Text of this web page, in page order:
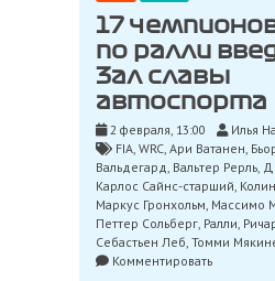
17
по ралли
Зал славы
автоспорта
2 февраля, 13:00
Илья
FIA, WRC, Ари Ватанен,
Вальдегард, Вальтер Рерль,
Карлос Сайнс-старший,
Маркус Гронхольм, Массимо
Петтер Сольберг, Ралли,
Себастьен Леб, Томми
Комментироватьon